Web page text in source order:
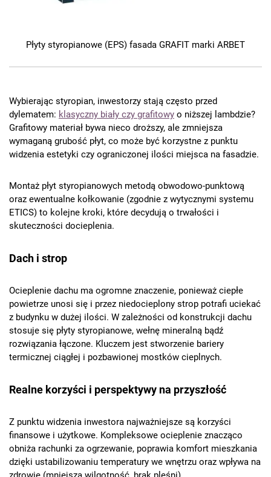
Płyty styropianowe (EPS) fasada GRAFIT marki ARBET
Wybierając styropian, inwestorzy stają często przed
dylematem: klasyczny biały czy grafitowy o niższej lambdzie?
Grafitowy materiał bywa nieco droższy, ale zmniejsza
wymaganą grubość płyt, co może być korzystne z punktu
widzenia estetyki czy ograniczonej ilości miejsca na fasadzie.
Montaż płyt styropianowych metodą obwodowo-punktową
oraz ewentualne kołkowanie (zgodnie z wytycznymi systemu
ETICS) to kolejne kroki, które decydują o trwałości i
skuteczności docieplenia.
Dach i strop
Ocieplenie dachu ma ogromne znaczenie, ponieważ ciepłe
powietrze unosi się i przez niedocieplony strop potrafi uciekać
z budynku w dużej ilości. W zależności od konstrukcji dachu
stosuje się płyty styropianowe, wełnę mineralną bądź
rozwiązania łączone. Kluczem jest stworzenie bariery
termicznej ciągłej i pozbawionej mostków cieplnych.
Realne korzyści i perspektywy na przyszłość
Z punktu widzenia inwestora najważniejsze są korzyści
finansowe i użytkowe. Kompleksowe ocieplenie znacząco
obniża rachunki za ogrzewanie, poprawia komfort mieszkania
dzięki ustabilizowaniu temperatury we wnętrzu oraz wpływa na